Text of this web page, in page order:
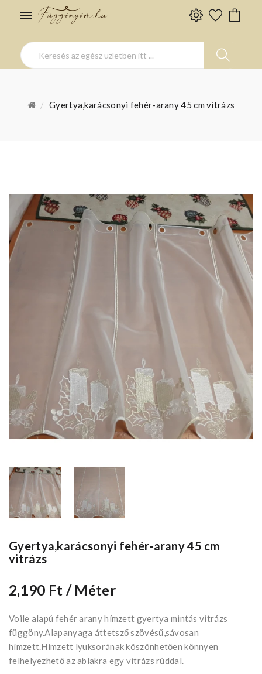
Gyertya,karácsonyi fehér-arany 45 cm vitrázs
Gyertya,karácsonyi fehér-arany 45 cm
vitrázs
2,190 Ft / Méter
Voile alapú fehér arany hímzett gyertya mintás vitrázs
függöny.Alapanyaga áttetsző szövésű,sávosan
hímzett.Hímzett lyuksorának köszönhetően könnyen
felhelyezhető az ablakra egy vitrázs rúddal.